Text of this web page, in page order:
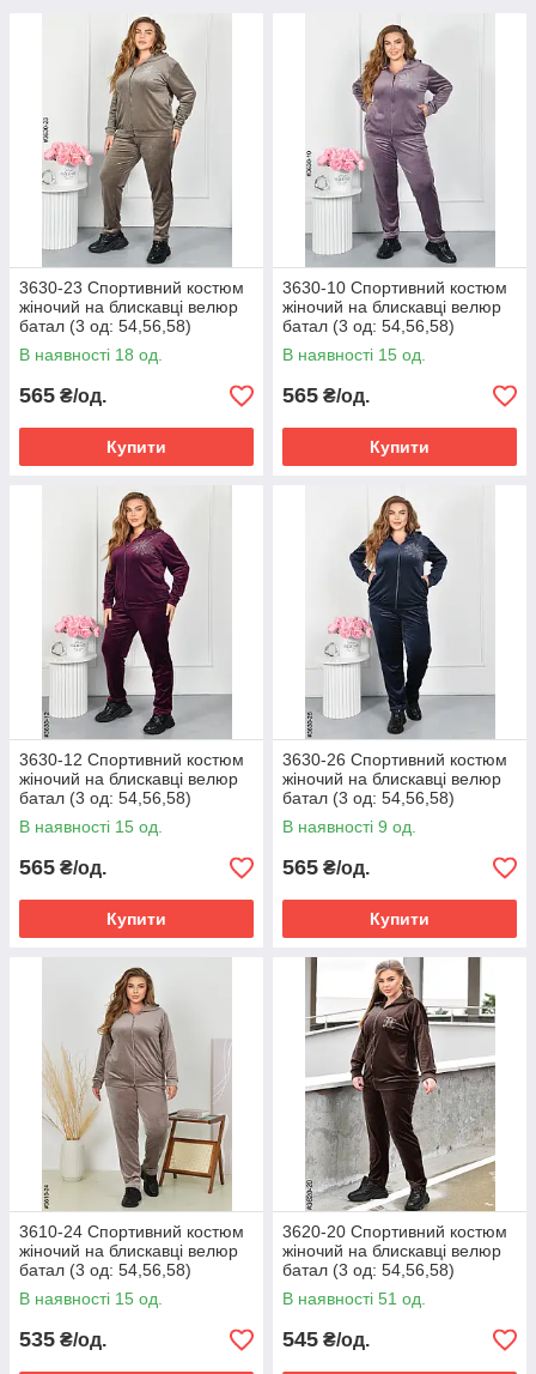
3630-23 Спортивний костюм
жіночий на блискавці велюр
батал (3 од: 54,56,58)
В наявності 18 од.
565 ₴/од.
Купити
3630-10 Спортивний костюм
жіночий на блискавці велюр
батал (3 од: 54,56,58)
В наявності 15 од.
565 ₴/од.
Купити
3630-12 Спортивний костюм
жіночий на блискавці велюр
батал (3 од: 54,56,58)
В наявності 15 од.
565 ₴/од.
Купити
3630-26 Спортивний костюм
жіночий на блискавці велюр
батал (3 од: 54,56,58)
В наявності 9 од.
565 ₴/од.
Купити
3610-24 Спортивний костюм
жіночий на блискавці велюр
батал (3 од: 54,56,58)
В наявності 15 од.
535 ₴/од.
3620-20 Спортивний костюм
жіночий на блискавці велюр
батал (3 од: 54,56,58)
В наявності 51 од.
545 ₴/од.